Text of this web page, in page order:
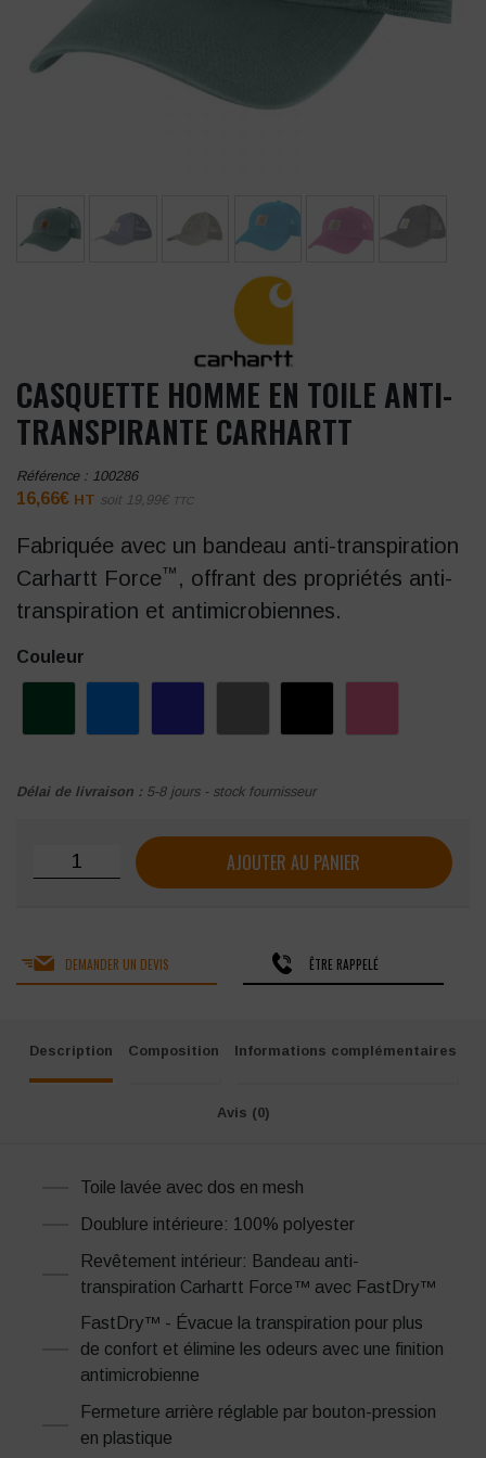
CASQUETTE HOMME EN TOILE ANTI-
TRANSPIRANTE CARHARTT
Référence : 100286
16,66€ HT soit 19,99€ TTC
Fabriquée avec un bandeau anti-transpiration
Carhartt Force™ , offrant des propriétés anti-
transpiration et antimicrobiennes.
Couleur
Délai de livraison : 5-8 jours - stock fournisseur
quantité de Casquette homme en toile anti-transpirante
AJOUTER AU PANIER
DEMANDER UN DEVIS ÊTRE RAPPELÉ
Description Composition Informations complémentaires
Avis (0)
Toile lavée avec dos en mesh
Doublure intérieure: 100% polyester
Revêtement intérieur: Bandeau anti-
transpiration Carhartt Force™ avec FastDry™
FastDry™ - Évacue la transpiration pour plus
de confort et élimine les odeurs avec une finition
antimicrobienne
Fermeture arrière réglable par bouton-pression
en plastique